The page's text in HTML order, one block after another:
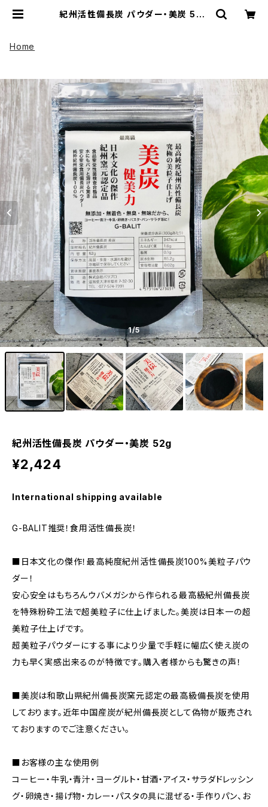
紀州活性備長炭 パウダー・美炭 52g
Home
1/5
紀州活性備長炭 パウダー・美炭 52g
¥2,424
International shipping available
G-BALIT推奨！食用活性備長炭！
■日本文化の傑作！最高純度紀州活性備長炭100%美粒子パウ
ダー！
安心安全はもちろんウバメガシから作られる最高級紀州備長炭
を特殊粉砕工法で超美粒子に仕上げました。美炭は日本一の超
美粒子仕上げです。
超美粒子パウダーにする事により少量で手軽に幅広く使え炭の
力も早く実感出来るのが特徴です。購入者様からも驚きの声！
■美炭は和歌山県紀州備長炭窯元認定の最高級備長炭を使用
しております。近年中国産炭が紀州備長炭として偽物が販売され
ておりますのでご注意ください。
■お客様の主な使用例
コーヒー・牛乳・青汁・ヨーグルト・甘酒・アイス・サラダドレッシン
グ・卵焼き・揚げ物・カレー・パスタの具に混ぜる・手作りパン、お